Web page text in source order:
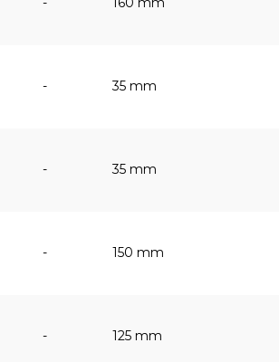
- 35 mm
- 35 mm
- 150 mm
- 125 mm